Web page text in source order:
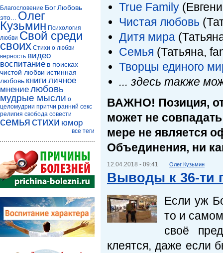
True Family
Чистая любовь
Дитя мира
Семья (Татьяна,
Творцы единого
... здесь также
ВАЖНО! Позиция,
может не
мере не является
Объединения, ни
12.04.2018 - 09:41 Олег Кузьмин
Выводы к 36-ти
Если уж
то и
своё
клеятся, даже если
Благословение БогЛюбовь
это...
Олег
Кузьмин Психология
любви Свой среди
своих Стихи о любви
верность видео
воспитание в поисках
чистой любви истинная
любовь книги личное
мнениелюбовь
мудрые мысли о
целомудрии притчи ранний секс
религия свобода совести
семья стихи юмор
все теги